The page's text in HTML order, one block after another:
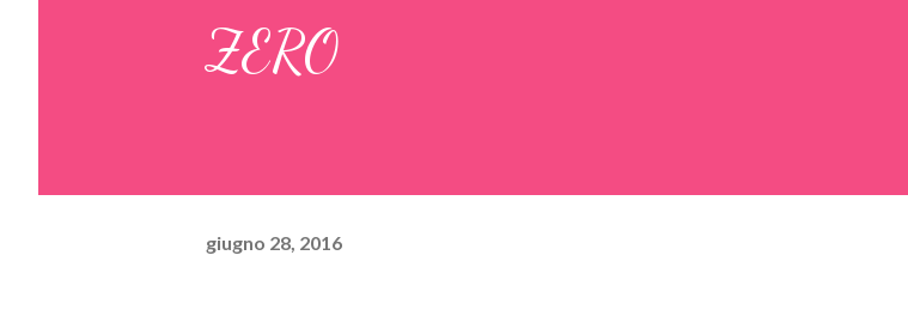
ZERO
giugno 28, 2016